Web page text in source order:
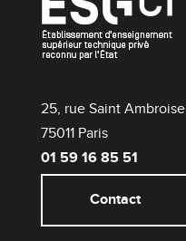
25, rue Saint Ambroise
75011 Paris
01 59 16 85 51
Contact